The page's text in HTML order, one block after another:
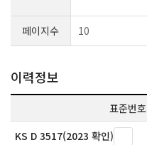
페이지수 10
이력정보
표준번호
KS D 3517(2023 확인)